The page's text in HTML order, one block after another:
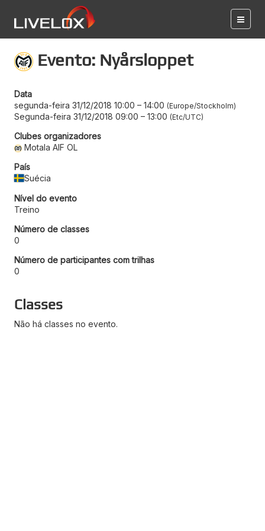
Evento: Nyårsloppet
Data
segunda-feira 31/12/2018 10:00 – 14:00 Europe/Stockholm
Segunda-feira 31/12/2018 09:00 – 13:00 Etc/UTC
Clubes organizadores
Motala AIF OL
País
Suécia
Nível do evento
Treino
Número de classes
0
Número de participantes com trilhas
0
Classes
Não há classes no evento.